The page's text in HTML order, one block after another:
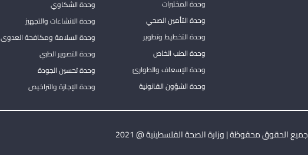
وحدة المختبرات
وحدة التأمين الصحي
وحدة التخطيط وتطوير
وحدة الطب الخاص
وحدة الإسعاف والطوارئ
وحدة الشؤون القانونية
وحدة الشكاوي
وحدة الانشاءات والتجهيز
وحدة السلامة ومكافحة العدوى
وحدة التصوير الطبي
وحدة تحسين الجودة
وحدة الإجازة والتراخيص
جميع الحقوق محفوظة | وزارة الصحة الفلسطينية @ 2021